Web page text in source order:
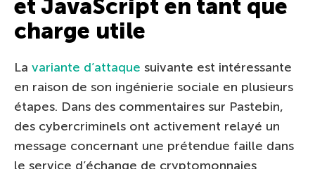
et JavaScript en tant que
charge utile
La variante d’attaque suivante est intéressante
en raison de son ingénierie sociale en plusieurs
étapes. Dans des commentaires sur Pastebin,
des cybercriminels ont activement relayé un
message concernant une prétendue faille dans
le service d’échange de cryptomonnaies